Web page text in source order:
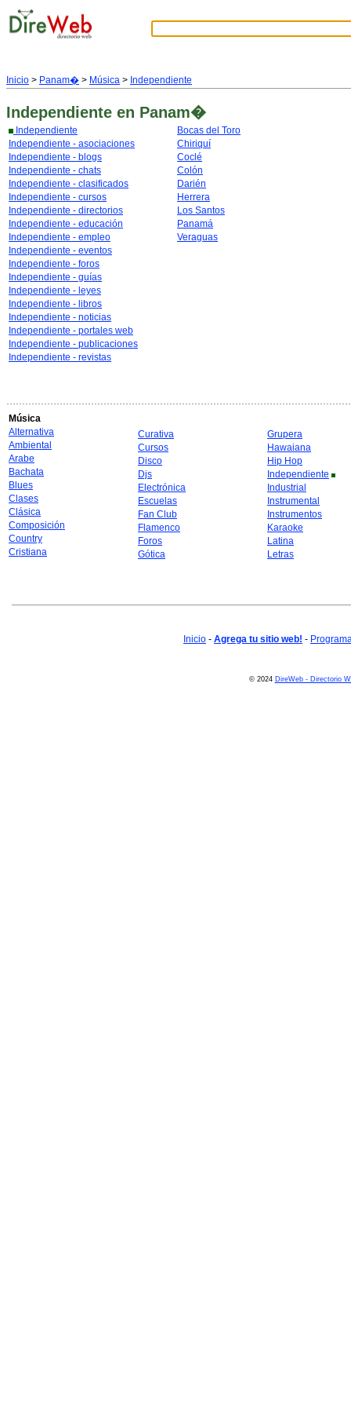
Inicio > Panam� > Música > Independiente
Independiente en Panam�
Independiente
Independiente - asociaciones
Independiente - blogs
Independiente - chats
Independiente - clasificados
Independiente - cursos
Independiente - directorios
Independiente - educación
Independiente - empleo
Independiente - eventos
Independiente - foros
Independiente - guías
Independiente - leyes
Independiente - libros
Independiente - noticias
Independiente - portales web
Independiente - publicaciones
Independiente - revistas
Bocas del Toro
Chiriquí
Coclé
Colón
Darién
Herrera
Los Santos
Panamá
Veraguas
Música
Alternativa
Ambiental
Arabe
Bachata
Blues
Clases
Clásica
Composición
Country
Cristiana
Curativa
Cursos
Disco
Djs
Electrónica
Escuelas
Fan Club
Flamenco
Foros
Gótica
Grupera
Hawaiana
Hip Hop
Independiente
Industrial
Instrumental
Instrumentos
Karaoke
Latina
Letras
Inicio - Agrega tu sitio web! -
© 2024 DireWeb - Directorio